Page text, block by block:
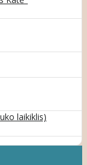
laikiklis)